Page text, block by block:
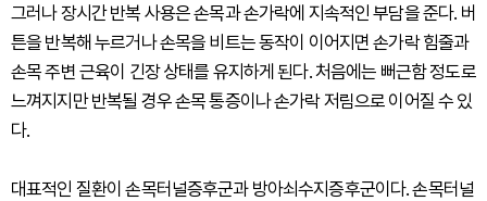
그러나 장시간 반복 사용은 손목과 손가락에 지속적인 부담을 준다. 버
튼을 반복해 누르거나 손목을 비트는 동작이 이어지면 손가락 힘줄과
손목 주변 근육이 긴장 상태를 유지하게 된다. 처음에는 뻐근함 정도로
느껴지지만 반복될 경우 손목 통증이나 손가락 저림으로 이어질 수 있
다.
대표적인 질환이 손목터널증후군과 방아쇠수지증후군이다. 손목터널